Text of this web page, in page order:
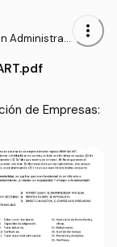
Administrac
more_vert
de Empresas: